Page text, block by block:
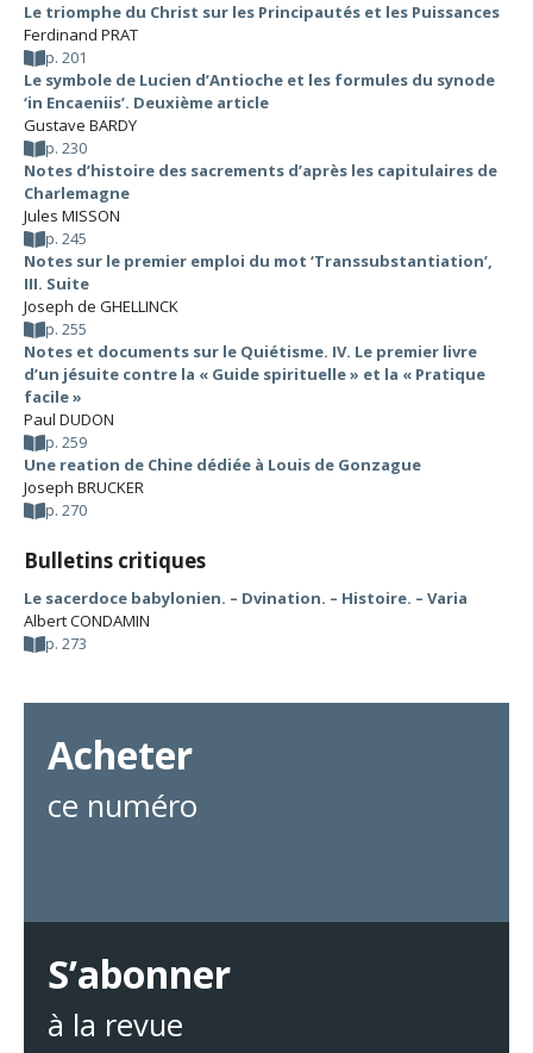
Le triomphe du Christ sur les Principautés et les Puissances
Ferdinand PRAT
p. 201
Le symbole de Lucien d’Antioche et les formules du synode
‘in Encaeniis’. Deuxième article
Gustave BARDY
p. 230
Notes d’histoire des sacrements d’après les capitulaires de
Charlemagne
Jules MISSON
p. 245
Notes sur le premier emploi du mot ‘Transsubstantiation’,
III. Suite
Joseph de GHELLINCK
p. 255
Notes et documents sur le Quiétisme. IV. Le premier livre
d’un jésuite contre la « Guide spirituelle » et la « Pratique
facile »
Paul DUDON
p. 259
Une reation de Chine dédiée à Louis de Gonzague
Joseph BRUCKER
p. 270
Bulletins critiques
Le sacerdoce babylonien. – Dvination. – Histoire. – Varia
Albert CONDAMIN
p. 273
Acheter
ce numéro
S’abonner
à la revue